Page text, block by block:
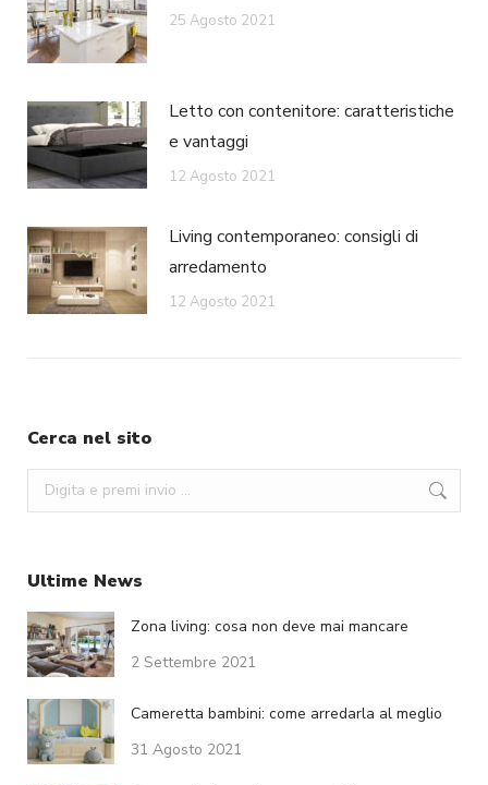
25 Agosto 2021
Letto con contenitore: caratteristiche
e vantaggi
12 Agosto 2021
Living contemporaneo: consigli di
arredamento
12 Agosto 2021
Cerca nel sito
Search:
Ultime News
Zona living: cosa non deve mai mancare
2 Settembre 2021
Cameretta bambini: come arredarla al meglio
31 Agosto 2021